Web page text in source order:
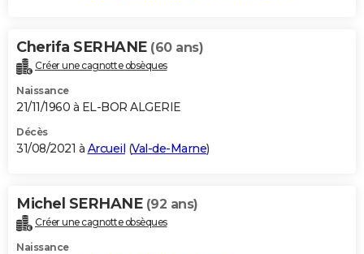
Cherifa SERHANE (60 ans)
Créer une cagnotte obsèques
Naissance
21/11/1960 à EL-BOR ALGERIE
Décès
31/08/2021 à Arcueil (Val-de-Marne)
Michel SERHANE (92 ans)
Créer une cagnotte obsèques
Naissance